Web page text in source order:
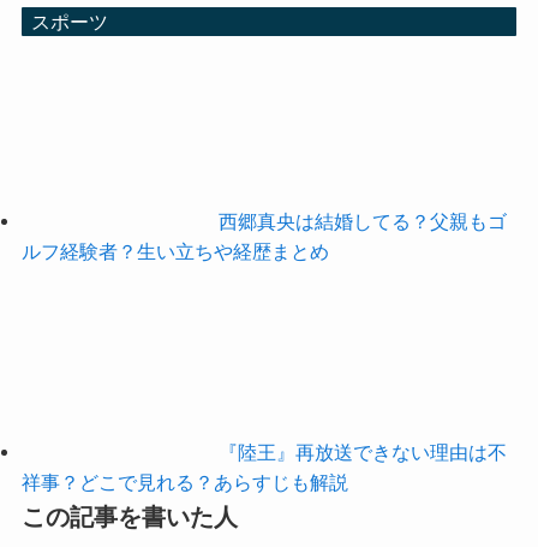
スポーツ
西郷真央は結婚してる？父親もゴ
ルフ経験者？生い立ちや経歴まとめ
『陸王』再放送できない理由は不
祥事？どこで見れる？あらすじも解説
この記事を書いた人